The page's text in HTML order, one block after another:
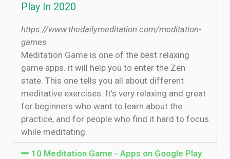
Play In 2020
https://www.thedailymeditation.com/meditation-
games
Meditation Game is one of the best relaxing
game apps. it will help you to enter the Zen
state. This one tells you all about different
meditative exercises. It’s very relaxing and great
for beginners who want to learn about the
practice, and for people who find it hard to focus
while meditating.
10 Meditation Game - Apps on Google Play